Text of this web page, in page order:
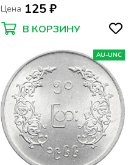
Цена 125 ₽
В КОРЗИНУ
AU-UNC